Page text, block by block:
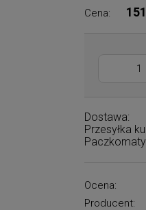
Cena:
Dostawa:
Przesyłka
Ocena:
Producent: